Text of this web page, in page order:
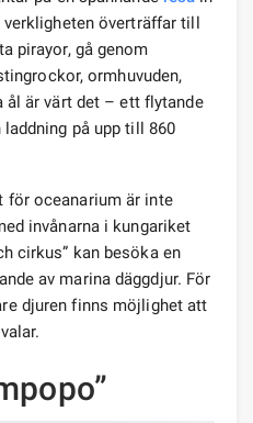
verkligheten överträffar till
pirayor, gå genom
ormhuvuden,
är värt det – ett flytande
på upp till 860
för oceanarium är inte
invånarna i kungariket
cirkus” kan besöka en
av marina däggdjur. För
djuren finns möjlighet att